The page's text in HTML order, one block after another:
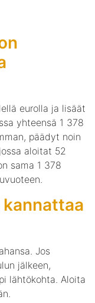
eurolla ja lisäät
yhteensä 1 378
päädyt noin
aloitat 52
sama 1 378
Jos
jälkeen,
lähtökohta. Aloita